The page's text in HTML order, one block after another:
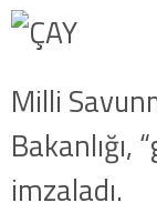
Milli
imzaladı.